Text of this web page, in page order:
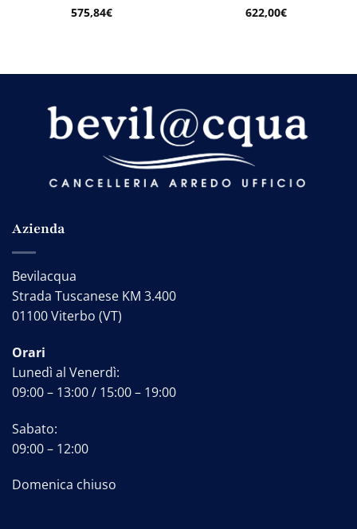
575,84€ 622,00€
Azienda
Bevilacqua
Strada Tuscanese KM 3.400
01100 Viterbo (VT)
Orari
Lunedì al Venerdì:
09:00 – 13:00 / 15:00 – 19:00
Sabato:
09:00 – 12:00
Domenica chiuso